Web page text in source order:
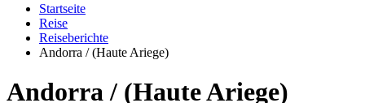
Startseite
Reise
Reiseberichte
Andorra / (Haute Ariege)
Andorra / (Haute Ariege)